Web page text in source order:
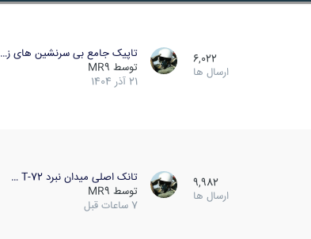
6,022
ارسال ها
تاپیک جامع بی سرنشین های ز…
توسط MR9
21 آذر 1404
9,982
ارسال ها
تانک اصلی میدان نبرد T-72 …
توسط MR9
7 ساعات قبل